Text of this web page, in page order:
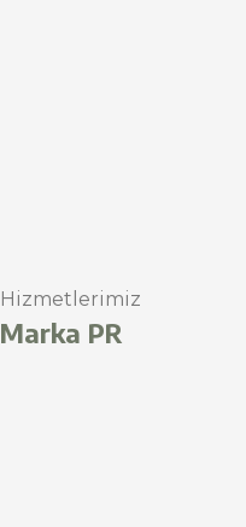
Hizmetlerimiz
Marka PR